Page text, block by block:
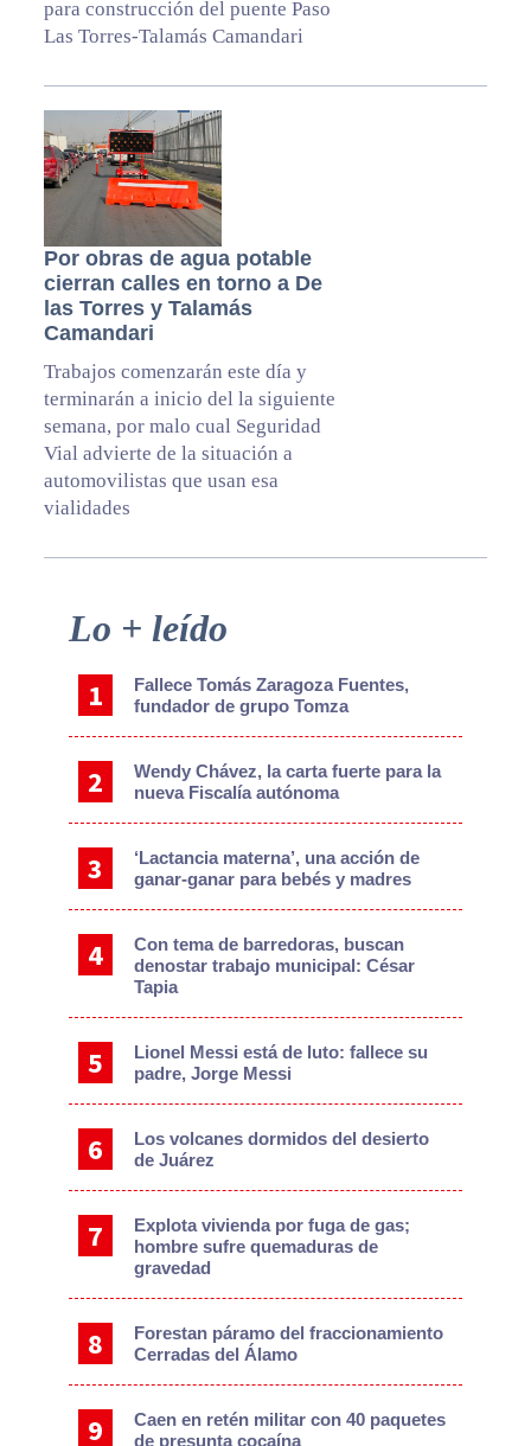
para construcción del puente Paso
Las Torres-Talamás Camandari
Por obras de agua potable
cierran calles en torno a De
las Torres y Talamás
Camandari
Trabajos comenzarán este día y
terminarán a inicio del la siguiente
semana, por malo cual Seguridad
Vial advierte de la situación a
automovilistas que usan esa
vialidades
Primary
Lo + leído
Fallece Tomás Zaragoza Fuentes,
fundador de grupo Tomza
Wendy Chávez, la carta fuerte para la
nueva Fiscalía autónoma
‘Lactancia materna’, una acción de
ganar-ganar para bebés y madres
Con tema de barredoras, buscan
denostar trabajo municipal: César
Tapia
Lionel Messi está de luto: fallece su
padre, Jorge Messi
Los volcanes dormidos del desierto
de Juárez
Explota vivienda por fuga de gas;
hombre sufre quemaduras de
gravedad
Forestan páramo del fraccionamiento
Cerradas del Álamo
Caen en retén militar con 40 paquetes
de presunta cocaína